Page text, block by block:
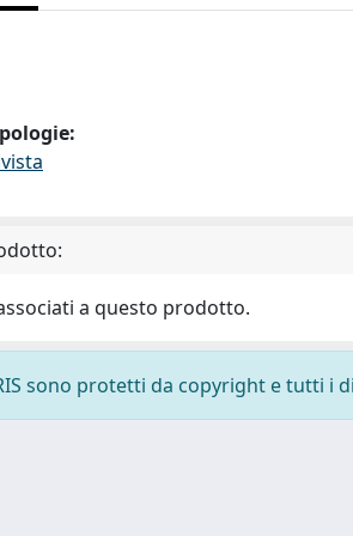
a questo prodotto.
sono protetti da copyright e tutti i